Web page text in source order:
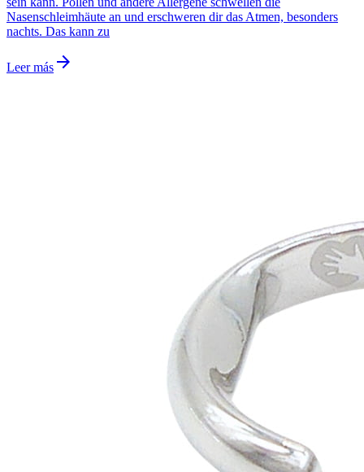
Nasenschleimhäute an und erschweren dir das Atmen, besonders
nachts. Das kann zu
Leer más arrow_forward